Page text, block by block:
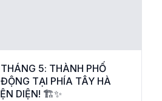
5: THÀNH PHỐ
TẠI PHÍA TÂY HÀ
DIỆN! 🏗️✨